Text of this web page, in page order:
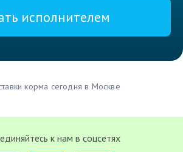
исполнителем
корма сегодня в Москве
к нам в соцсетях